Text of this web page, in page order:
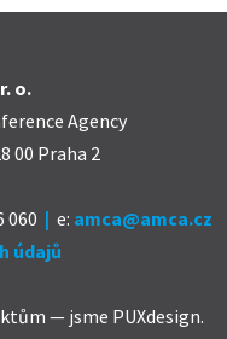
o.
Agency
00 Praha 2
060 | e: amca@amca.cz
údajů
— jsme PUXdesign.